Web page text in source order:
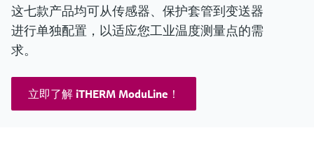
这七款产品均可从传感器、保护套管到变送器
进行单独配置，以适应您工业温度测量点的需
求。
立即了解 iTHERM ModuLine！